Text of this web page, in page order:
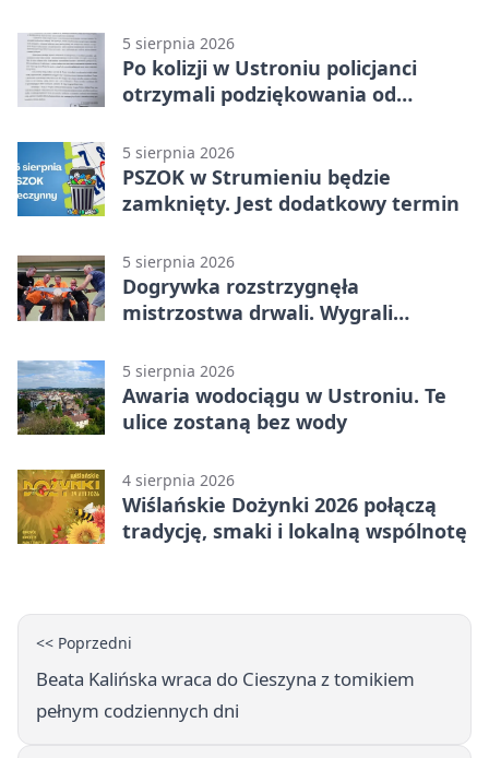
5 sierpnia 2026
Po kolizji w Ustroniu policjanci
otrzymali podziękowania od
5 sierpnia 2026
PSZOK w Strumieniu będzie
zamknięty. Jest dodatkowy termin
5 sierpnia 2026
Dogrywka rozstrzygnęła
mistrzostwa drwali. Wygrali
5 sierpnia 2026
Awaria wodociągu w Ustroniu. Te
ulice zostaną bez wody
4 sierpnia 2026
Wiślańskie Dożynki 2026 połączą
tradycję, smaki i lokalną wspólnotę
<< Poprzedni
Beata Kalińska wraca do Cieszyna z tomikiem
pełnym codziennych dni